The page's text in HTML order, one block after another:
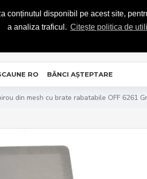
conținutul disponibil pe acest site,
a analiza traficul. Citește politica de
RO BĂNCI AȘTEPTARE
din mesh cu brate rabatabile OFF 6261